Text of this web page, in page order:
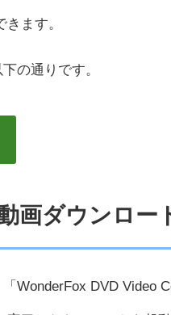
ます。
の通りです。
画ダウンロー
WonderFox DVD Video